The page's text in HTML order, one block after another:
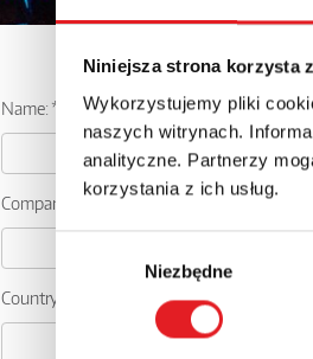
Niniejsza strona korzysta
Wykorzystujemy pliki
naszych witrynach.
analityczne. Partnerzy
korzystania z ich usług.
zgody
Niezbędne
Ask for the
Name: *
Company:
Country: